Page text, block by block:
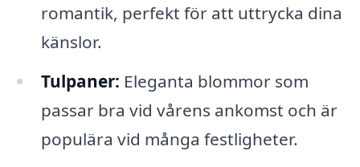
romantik, perfekt för att uttrycka dina
känslor.
Tulpaner: Eleganta blommor som
passar bra vid vårens ankomst och är
populära vid många festligheter.